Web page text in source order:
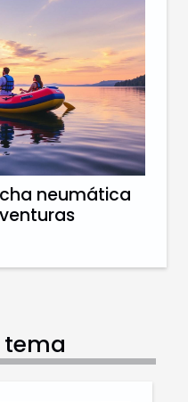
neumática
tema